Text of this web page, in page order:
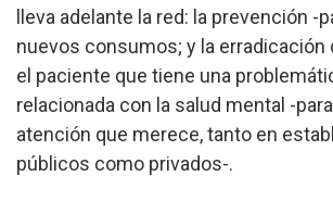
lleva adelante la red: la prevención -
nuevos consumos; y la erradicación
el paciente que tiene una
relacionada con la salud mental -
atención que merece, tanto en
públicos como privados-.